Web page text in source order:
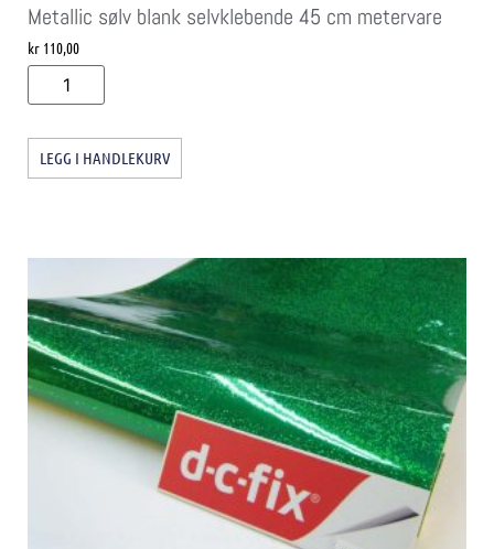
Metallic sølv blank selvklebende 45 cm metervare
kr 110,00
LEGG I HANDLEKURV